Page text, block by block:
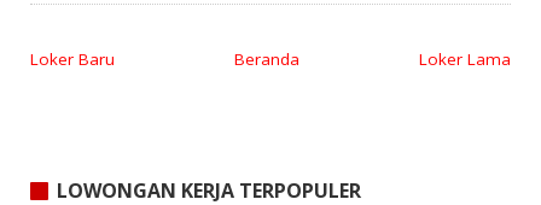
Loker Baru Loker Lama
Beranda
LOWONGAN KERJA TERPOPULER